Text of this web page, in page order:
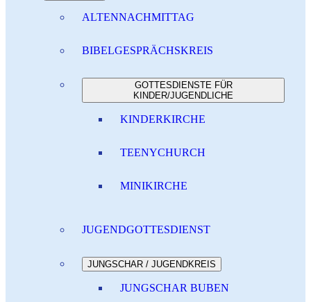
ALTENNACHMITTAG
BIBELGESPRÄCHSKREIS
GOTTESDIENSTE FÜR
KINDER/JUGENDLICHE
KINDERKIRCHE
TEENYCHURCH
MINIKIRCHE
JUGENDGOTTESDIENST
JUNGSCHAR / JUGENDKREIS
JUNGSCHAR BUBEN